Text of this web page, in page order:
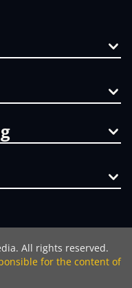
All rights reserved.
for the content of